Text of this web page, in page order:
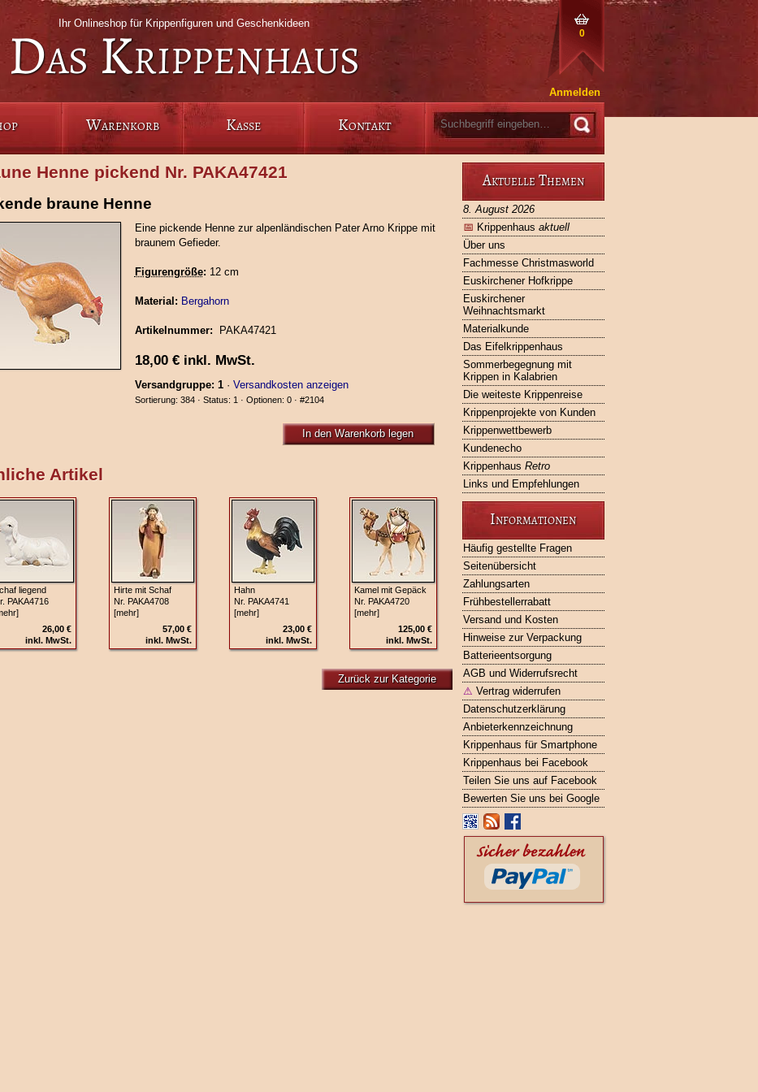
0
Ihr Onlineshop für Krippenfiguren und Geschenkideen
Das Krippenhaus
Anmelden
Warenkorb Kasse Kontakt
Aktuelle Themen
8. August 2026
📅 Krippenhaus aktuell
Über uns
Fachmesse Christmasworld
Euskirchener Hofkrippe
Euskirchener
Weihnachtsmarkt
Materialkunde
Das Eifelkrippenhaus
Sommerbegegnung mit
Krippen in Kalabrien
Die weiteste Krippenreise
Krippenprojekte von Kunden
Krippenwettbewerb
Kundenecho
Krippenhaus Retro
Links und Empfehlungen
Informationen
Häufig gestellte Fragen
Seitenübersicht
Zahlungsarten
Frühbestellerrabatt
Versand und Kosten
Hinweise zur Verpackung
Batterieentsorgung
AGB und Widerrufsrecht
⚠ Vertrag widerrufen
Datenschutzerklärung
Anbieterkennzeichnung
Krippenhaus für Smartphone
Krippenhaus bei Facebook
Teilen Sie uns auf Facebook
Bewerten Sie uns bei Google
Henne pickend Nr. PAKA47421
braune Henne
Eine pickende Henne zur alpenländischen Pater Arno Krippe mit
braunem Gefieder.
Figurengröße: 12 cm
Material: Bergahorn
Artikelnummer: PAKA47421
18,00 €inkl. MwSt.
Versandgruppe: 1· Versandkosten anzeigen
Sortierung: 384 · Status: 1 · Optionen: 0 · #2104
In den Warenkorb legen
Artikel
liegend
PAKA4716
26,00 €
inkl. MwSt.
Hirte mit Schaf
Nr. PAKA4708
[mehr]
57,00 €
inkl. MwSt.
Hahn
Nr. PAKA4741
[mehr]
23,00 €
inkl. MwSt.
Kamel mit Gepäck
Nr. PAKA4720
[mehr]
125,00 €
inkl. MwSt.
Zurück zur Kategorie